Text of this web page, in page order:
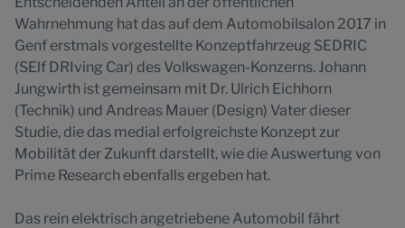
Wahrnehmung hat das auf dem Automobilsalon 2017 in
Genf erstmals vorgestellte Konzeptfahrzeug SEDRIC
(SElf DRIving Car) des Volkswagen-Konzerns. Johann
Jungwirth ist gemeinsam mit Dr. Ulrich Eichhorn
(Technik) und Andreas Mauer (Design) Vater dieser
Studie, die das medial erfolgreichste Konzept zur
Mobilität der Zukunft darstellt, wie die Auswertung von
Prime Research ebenfalls ergeben hat.
Das rein elektrisch angetriebene Automobil fährt